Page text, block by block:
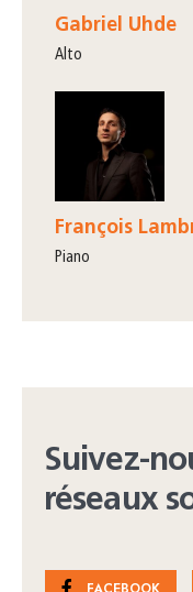
Gabriel Uhde
alto
François
piano
Suivez-
réseaux